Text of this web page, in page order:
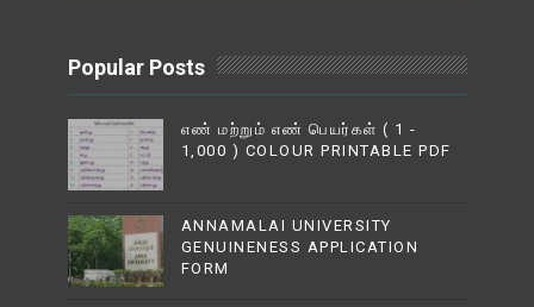
Popular Posts
எண் மற்றும் எண் பெயர்கள் ( 1 -
1,000 ) COLOUR PRINTABLE PDF
ANNAMALAI UNIVERSITY
GENUINENESS APPLICATION
FORM